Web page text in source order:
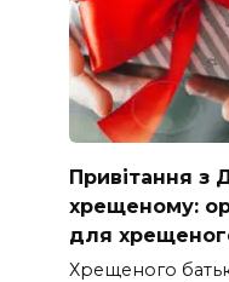
Привітання з
хрещеному:
для
Хрещеного